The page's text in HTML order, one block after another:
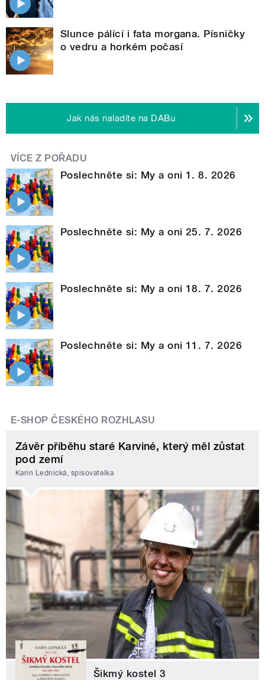
Slunce pálící i fata morgana. Písničky
o vedru a horkém počasí
Jak nás naladíte na DABu
VÍCE Z POŘADU
Poslechněte si: My a oni 1. 8. 2026
Poslechněte si: My a oni 25. 7. 2026
Poslechněte si: My a oni 18. 7. 2026
Poslechněte si: My a oni 11. 7. 2026
E-SHOP ČESKÉHO ROZHLASU
Závěr příběhu staré Karviné, který měl zůstat
pod zemí
Karin Lednická, spisovatelka
Šikmý kostel 3